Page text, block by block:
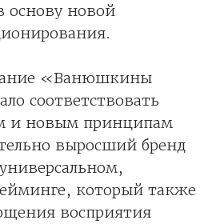
новой
«Ванюшкины
соответствовать
и новым принципам
выросший бренд
который также
восприятия